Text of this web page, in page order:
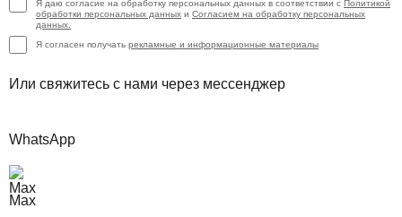
Я даю согласие на обработку персональных данных в соответствии с Политикой
обработки персональных данных и Согласием на обработку персональных
данных.
Я согласен получать рекламные и информационные материалы
Или свяжитесь с нами через мессенджер
WhatsApp
Max